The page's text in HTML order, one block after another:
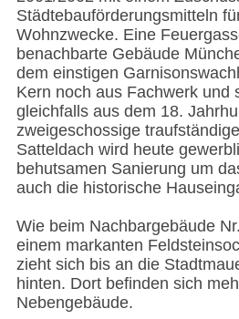
Städtebauförderungsmitteln
Wohnzwecke. Eine
benachbarte Gebäude
dem einstigen
Kern noch aus Fachwerk und
gleichfalls aus dem 18.
zweigeschossige
Satteldach wird heute
behutsamen Sanierung um
auch die historische
Wie beim Nachbargebäude
einem markanten
zieht sich bis an die
hinten. Dort befinden sich
Nebengebäude.